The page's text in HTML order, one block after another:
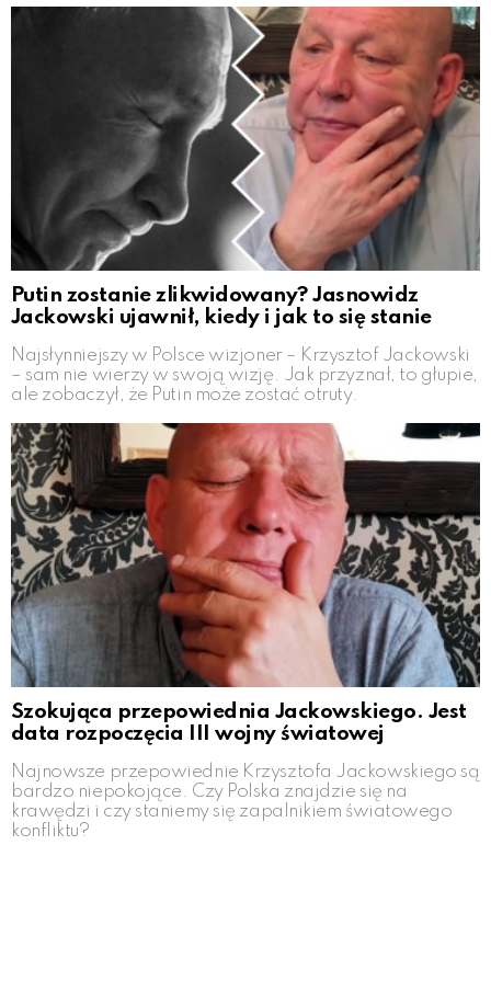
Putin zostanie zlikwidowany? Jasnowidz
Jackowski ujawnił, kiedy i jak to się stanie
Najsłynniejszy w Polsce wizjoner – Krzysztof Jackowski
– sam nie wierzy w swoją wizję. Jak przyznał, to głupie,
ale zobaczył, że Putin może zostać otruty.
Szokująca przepowiednia Jackowskiego. Jest
data rozpoczęcia III wojny światowej
Najnowsze przepowiednie Krzysztofa Jackowskiego są
bardzo niepokojące. Czy Polska znajdzie się na
krawędzi i czy staniemy się zapalnikiem światowego
konfliktu?